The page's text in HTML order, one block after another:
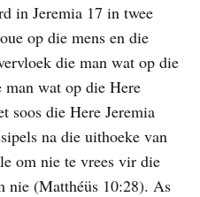
in Jeremia 17 in twee
op die mens en die
die man wat op die
man wat op die Here
soos die Here Jeremia
na die uithoeke van
om nie te vrees vir die
nie (Matthéüs 10:28). As